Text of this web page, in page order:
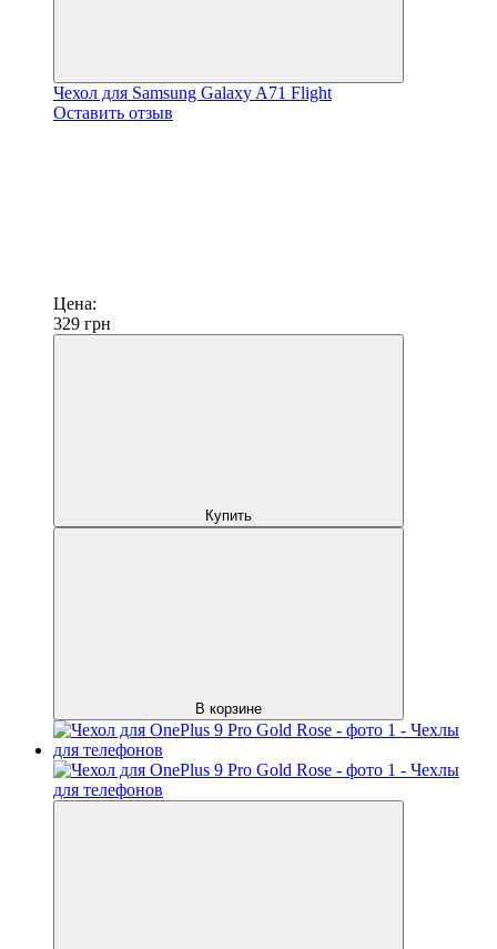
Чехол для Samsung Galaxy A71 Flight
Оставить отзыв
Цена:
329 грн
Купить
В корзине